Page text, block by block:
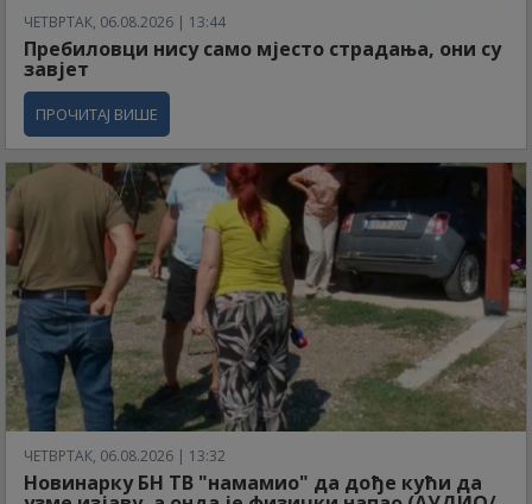
ЧЕТВРТАК, 06.08.2026 | 13:44
Пребиловци нису само мјесто страдања, они су
завјет
ПРОЧИТАЈ ВИШЕ
ЧЕТВРТАК, 06.08.2026 | 13:32
Новинарку БН ТВ "намамио" да дође кући да